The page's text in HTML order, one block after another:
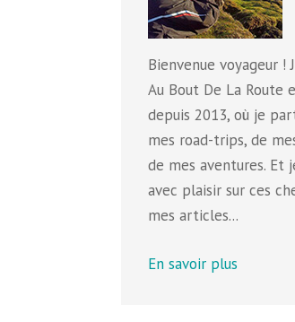
Bienvenue voyageur !
Au Bout De La Route
depuis 2013, où je
mes road-trips, de
de mes aventures. Et
avec plaisir sur ces
mes articles...
En savoir plus